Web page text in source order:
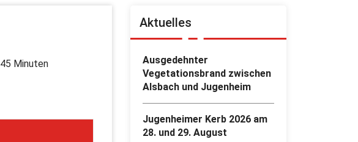
45 Minuten
Aktuelles
Ausgedehnter
Vegetationsbrand zwischen
Alsbach und Jugenheim
Jugenheimer Kerb 2026 am
28. und 29. August